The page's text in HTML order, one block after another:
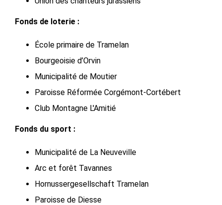
Fonds de loterie :
École primaire de Tramelan
Bourgeoisie d’Orvin
Municipalité de Moutier
Paroisse Réformée Corgémont-Cortébert
Club Montagne L'Amitié
Fonds du sport :
Municipalité de La Neuveville
Arc et forêt Tavannes
Hornussergesellschaft Tramelan
Paroisse de Diesse